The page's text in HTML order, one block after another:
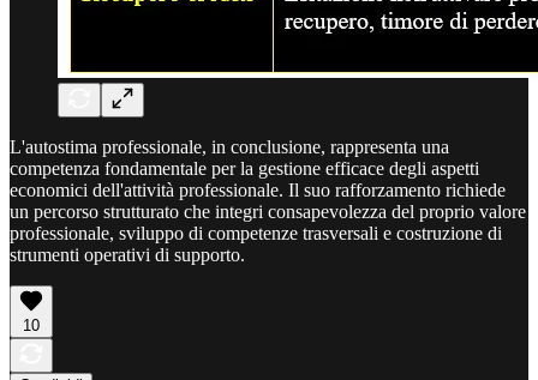
L'autostima professionale, in conclusione, rappresenta una
competenza fondamentale per la gestione efficace degli aspetti
economici dell'attività professionale. Il suo rafforzamento richiede
un percorso strutturato che integri consapevolezza del proprio valore
professionale, sviluppo di competenze trasversali e costruzione di
strumenti operativi di supporto.
10